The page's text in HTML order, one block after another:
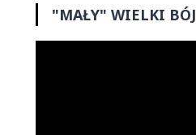
"MAŁY" WIELKI BÓJ